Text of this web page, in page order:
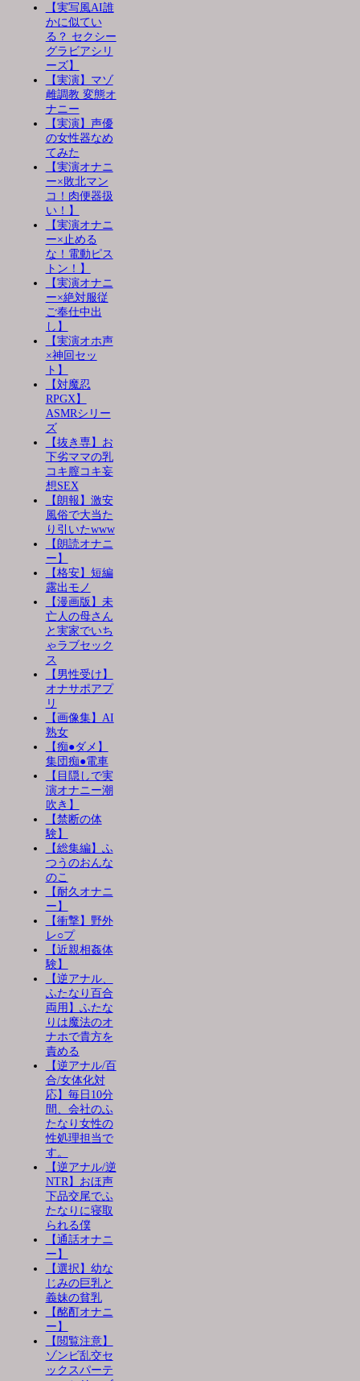
【実写風AI誰
かに似てい
る？ セクシー
グラビアシリ
ーズ】
【実演】マゾ
雌調教 変態オ
ナニー
【実演】声優
の女性器なめ
てみた
【実演オナニ
ー×敗北マン
コ！肉便器扱
い！】
【実演オナニ
ー×止める
な！電動ピス
トン！】
【実演オナニ
ー×絶対服従
ご奉仕中出
し】
【実演オホ声
×神回セッ
ト】
【対魔忍
RPGX】
ASMRシリー
ズ
【抜き専】お
下劣ママの乳
コキ膣コキ妄
想SEX
【朗報】激安
風俗で大当た
り引いたwww
【朗読オナニ
ー】
【格安】短編
露出モノ
【漫画版】未
亡人の母さん
と実家でいち
ゃラブセック
ス
【男性受け】
オナサポアプ
リ
【画像集】AI
熟女
【痴●ダメ】
集団痴●電車
【目隠しで実
演オナニー潮
吹き】
【禁断の体
験】
【総集編】ふ
つうのおんな
のこ
【耐久オナニ
ー】
【衝撃】野外
レ○プ
【近親相姦体
験】
【逆アナル、
ふたなり百合
両用】ふたな
りは魔法のオ
ナホで貴方を
責める
【逆アナル/百
合/女体化対
応】毎日10分
間、会社のふ
たなり女性の
性処理担当で
す。
【逆アナル/逆
NTR】おほ声
下品交尾でふ
たなりに寝取
られる僕
【通話オナニ
ー】
【選択】幼な
じみの巨乳と
義妹の貧乳
【酩酊オナニ
ー】
【閲覧注意】
ゾンビ乱交セ
ックスパーテ